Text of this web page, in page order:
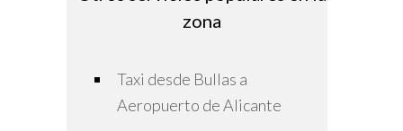
zona
Taxi desde Bullas a
Aeropuerto de Alicante